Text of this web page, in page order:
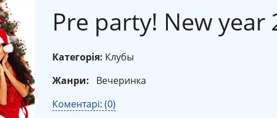
Pre party! New year
Категорія: Клубы
Жанри:
Вечеринка
Коментарі: (0)